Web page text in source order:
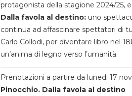
protagonista della stagione 2024/25,
Dalla favola al destino:uno
continua ad affascinare spettatori di
Carlo Collodi, per diventare libro nel
un’anima di legno verso l’umanità.
Prenotazioni a partire da lunedi 17
Pinocchio. Dalla favola al destino